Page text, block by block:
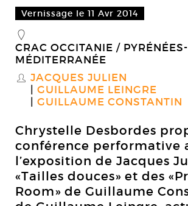
Vernissage le 11 Avr 2014
_
CRAC OCCITANIE / PYRÉNÉES-
MÉDITERRANÉE
S JACQUES JULIEN
GUILLAUME LEINGRE
GUILLAUME CONSTANTIN
Chrystelle Desbordes
conférence performative
l’exposition de Jacques
«Tailles douces» et des
Room» de Guillaume